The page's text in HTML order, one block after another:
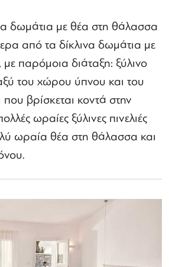
δωμάτια με θέα στη θάλασσα
από τα δίκλινα δωμάτια με
παρόμοια διάταξη: ξύλινο
του χώρου ύπνου και του
βρίσκεται κοντά στην
ωραίες ξύλινες πινελιές
ωραία θέα στη θάλασσα και